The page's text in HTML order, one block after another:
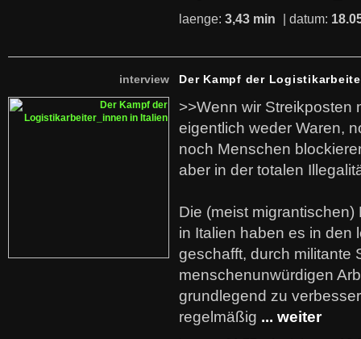
laenge: 3,43 min | datum:
interview Der Kampf der
>>Wenn wir Streikposten
eigentlich weder Waren,
noch Menschen
aber in der totalen
Die (meist
in Italien haben es in den
geschafft, durch militante
menschenunwürdigen
grundlegend zu
regelmäßig ... weiter